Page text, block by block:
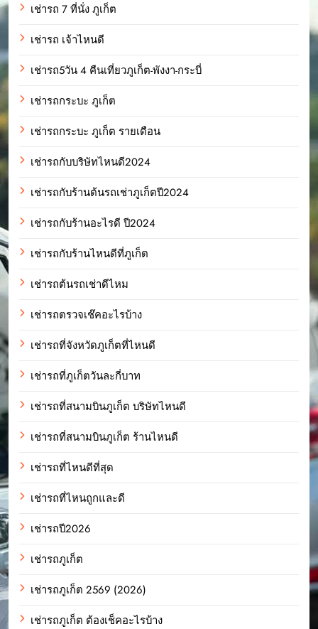
เช่ารถ 7 ที่นั่ง ภูเก็ต
เช่ารถ เจ้าไหนดี
เช่ารถ5วัน 4 คืนเที่ยวภูเก็ต-พังงา-กระบี่
เช่ารถกระบะ ภูเก็ต
เช่ารถกระบะ ภูเก็ต รายเดือน
เช่ารถกับบริษัทไหนดี2024
เช่ารถกับร้านต้นรถเช่าภูเก็ตปี2024
เช่ารถกับร้านอะไรดี ปี2024
เช่ารถกับร้านไหนดีที่ภูเก็ต
เช่ารถต้นรถเช่าดีไหม
เช่ารถตรวจเช๊คอะไรบ้าง
เช่ารถที่จังหวัดภูเก็ตที่ไหนดี
เช่ารถที่ภูเก็ตวันละกี่บาท
เช่ารถที่สนามบินภูเก็ต บริษัทไหนดี
เช่ารถที่สนามบินภูเก็ต ร้านไหนดี
เช่ารถที่ไหนดีที่สุด
เช่ารถที่ไหนถูกและดี
เช่ารถปี2026
เช่ารถภูเก็ต
เช่ารถภูเก็ต 2569 (2026)
เช่ารถภูเก็ต ต้องเช็คอะไรบ้าง